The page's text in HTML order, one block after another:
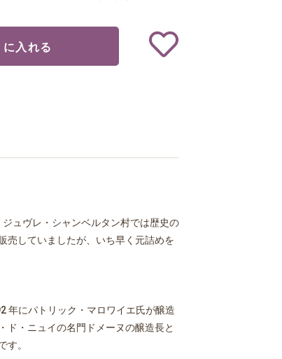
に入れる
ュヴレ・シャンベルタン村では歴史の
売していましたが、いち早く元詰めを
年にパトリック・マロワイエ氏が醸造
ド・ニュイの名門ドメーヌの醸造長と
す。